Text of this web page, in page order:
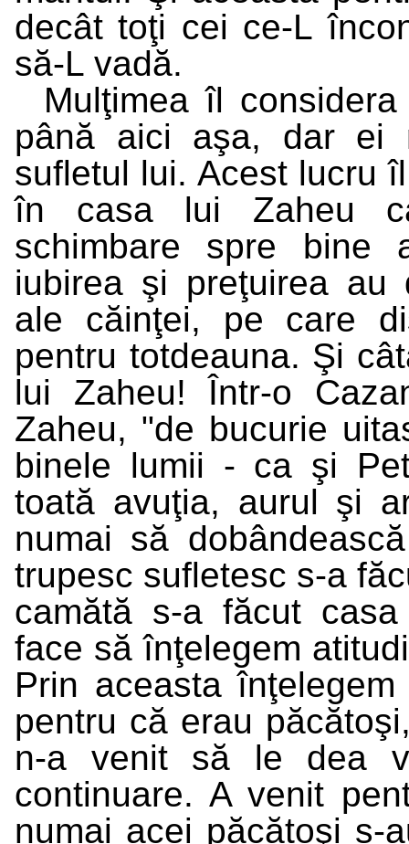
decât toţi cei ce-L
să-L vadă.
Mulţimea îl
până aici aşa, dar ei
sufletul lui. Acest lucru
în casa lui Zaheu
schimbare spre bine
iubirea şi preţuirea au
ale căinţei, pe care
pentru totdeauna. Şi
lui Zaheu! Într-o
Zaheu, "de bucurie
binele lumii - ca şi
toată avuţia, aurul şi
numai să
trupesc sufletesc s-a
camătă s-a făcut
face să înţelegem
Prin aceasta
pentru că erau
n-a venit să le dea
continuare. A venit
numai acei păcătoşi s-